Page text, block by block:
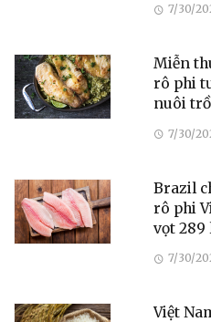
7/30/
Miễn
rô phi
nuôi
7/30/
Brazil
rô phi
vọt 289
7/30/
Việt